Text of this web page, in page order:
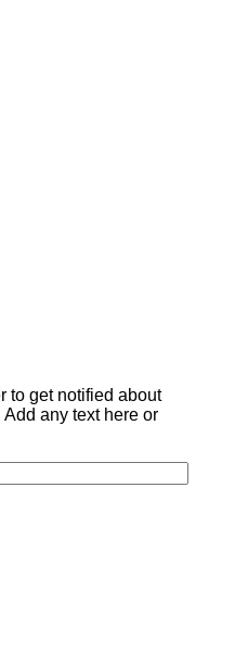
to get notified about
any text here or